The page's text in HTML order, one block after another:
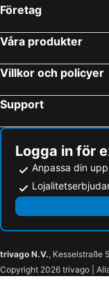
Gol Ski Resort
Hellesyltfossen
Atlanterhavsveien
Skeikampen Alpine
De syv søstre
Fjærland kyrkje
Jotunheim National
Nordnes
Skarverennet
Norwegian Championship for
Briksdal
Sogndal Airport
Sandane Airport,
Företag
Våra produkter
Villkor och policyer
Support
Logga in för
Anpassa din
trivago N.V., Kesselstraße
Copyright 2026 trivago |